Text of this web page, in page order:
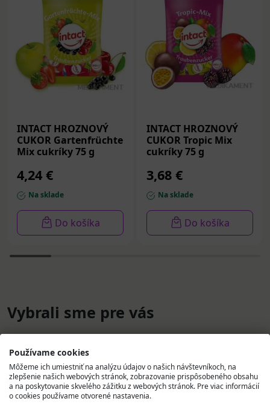
INTACT HROZNOVÝ
CUKOR Gartenfrüchte
Mix cukríky 75 g
4,24 €
Na sklade
Do košíka
INTACT HROZNOVÝ
CUKOR Tropic Mix
cukríky 75 g
3,68 €
Na sklade
Do košíka
Vybrali sme pre vás
Používame cookies
Môžeme ich umiestniť na analýzu údajov o našich návštevníkoch, na
zlepšenie našich webových stránok, zobrazovanie prispôsobeného obsahu
a na poskytovanie skvelého zážitku z webových stránok. Pre viac informácií
o cookies používame otvorené nastavenia.